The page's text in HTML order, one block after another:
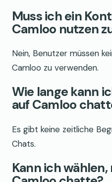
Muss ich ein
Camloo nutzen
Nein, Benutzer müssen
Camloo zu verwenden.
Wie lange kann
auf Camloo
Es gibt keine zeitliche
Chats.
Kann ich